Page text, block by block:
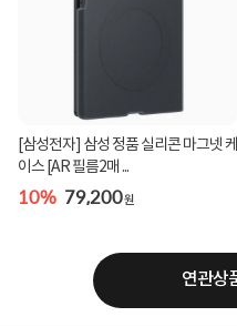
[삼성전자] 삼성 정품 실리콘 마그넷 케
이스 [AR 필름2매 ...
10% 79,200원
연관상